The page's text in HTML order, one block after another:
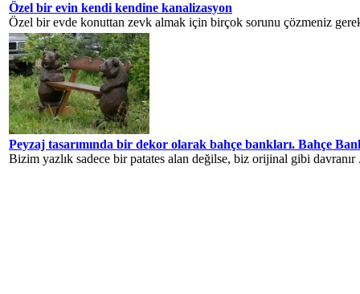
Özel bir evin kendi kendine kanalizasyon
Özel bir evde konuttan zevk almak için birçok sorunu çözmeniz
Peyzaj tasarımında bir dekor olarak bahçe bankları. Bahçe
Bizim yazlık sadece bir patates alan değilse, biz orijinal gibi davranır